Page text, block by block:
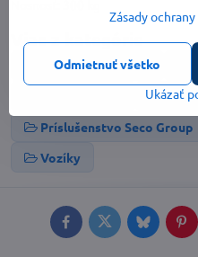
Viac z kategórie
Záhradná technika
Príslušenstvo Seco Group
Vozíky
FacebookTwitterBluesky
Zásady
Ukázať
Odmietnuť všetko